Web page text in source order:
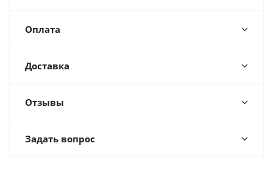
Оплата
Доставка
Отзывы
Задать вопрос